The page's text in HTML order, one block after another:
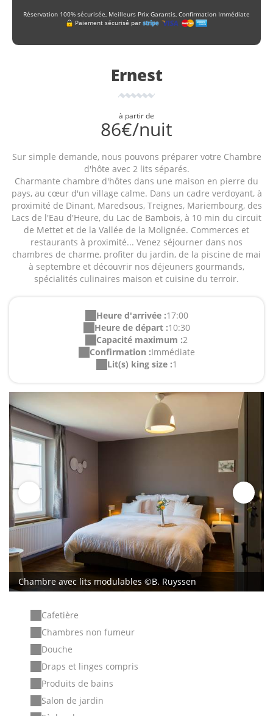
Réservation 100% sécurisée, Meilleurs Prix Garantis, Confirmation Immédiate
Paiement sécurisé par
Ernest
à partir de
86€/nuit
Sur simple demande, nous pouvons préparer votre Chambre
d'hôte avec 2 lits séparés.
Charmante chambre d'hôtes dans une maison en pierre du
pays, au cœur d'un village calme. Dans un cadre verdoyant, à
proximité de Dinant, Maredsous, Treignes, Mariembourg, des
Lacs de l'Eau d'Heure, du Lac de Bambois, à 10 min du circuit
de Mettet et de la Vallée de la Molignée. Commerces et
restaurants à proximité... Venez séjourner dans nos
chambres de charme, profiter du jardin, de la piscine de mai
à septembre et découvrir nos déjeuners gourmands,
spécialités culinaires maison et cuisine du terroir.
Heure d'arrivée :17:00
Heure de départ :10:30
Capacité maximum :2
Confirmation :Immédiate
Lit(s) king size :1
Chambre avec lits modulables ©B. Ruyssen
Cafetière
Chambres non fumeur
Douche
Draps et linges compris
Produits de bains
Salon de jardin